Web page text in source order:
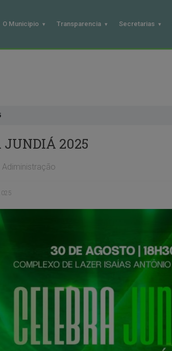
O Municipio Transparencia Secretarias
JUNDIÁ 2025
Adiministração